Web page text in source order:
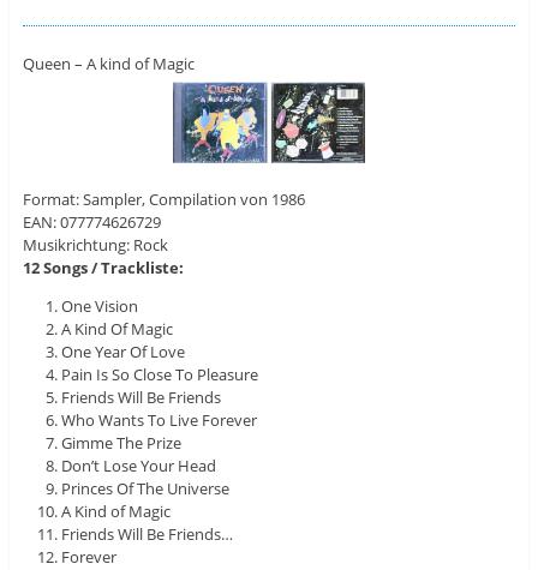
Queen – A kind of Magic
Format: Sampler, Compilation von 1986
EAN: 077774626729
Musikrichtung: Rock
12 Songs / Trackliste:
One Vision
A Kind Of Magic
One Year Of Love
Pain Is So Close To Pleasure
Friends Will Be Friends
Who Wants To Live Forever
Gimme The Prize
Don’t Lose Your Head
Princes Of The Universe
A Kind of Magic
Friends Will Be Friends…
Forever